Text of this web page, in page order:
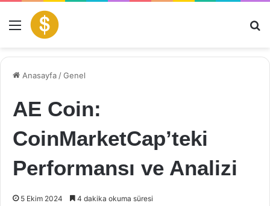
Menü
Anasayfa /Genel
AE Coin:
CoinMarketCap’teki
Performansı ve Analizi
5 Ekim 2024 4 dakika okuma süresi